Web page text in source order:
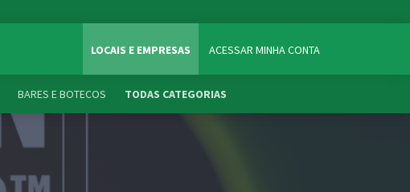
LOCAIS E EMPRESAS ACESSAR MINHA CONTA
BARES E BOTECOS TODAS CATEGORIAS